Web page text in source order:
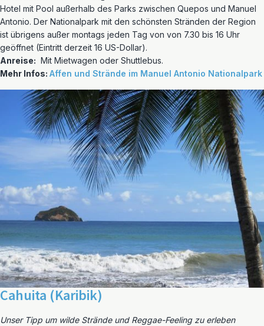
Hotel mit Pool außerhalb des Parks zwischen Quepos und Manuel
Antonio. Der Nationalpark mit den schönsten Stränden der Region
ist übrigens außer montags jeden Tag von von 7.30 bis 16 Uhr
geöffnet (Eintritt derzeit 16 US-Dollar).
Anreise: Mit Mietwagen oder Shuttlebus.
Mehr Infos: Affen und Strände im Manuel Antonio Nationalpark
Cahuita (Karibik)
Unser Tipp um wilde Strände und Reggae-Feeling zu erleben